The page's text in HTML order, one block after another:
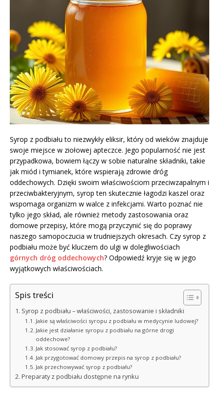
Syrop z podbiału to niezwykły eliksir, który od wieków znajduje
swoje miejsce w ziołowej apteczce. Jego popularność nie jest
przypadkowa, bowiem łączy w sobie naturalne składniki, takie
jak miód i tymianek, które wspierają zdrowie dróg
oddechowych. Dzięki swoim właściwościom przeciwzapalnym i
przeciwbakteryjnym, syrop ten skutecznie łagodzi kaszel oraz
wspomaga organizm w walce z infekcjami. Warto poznać nie
tylko jego skład, ale również metody zastosowania oraz
domowe przepisy, które mogą przyczynić się do poprawy
naszego samopoczucia w trudniejszych okresach. Czy syrop z
podbiału może być kluczem do ulgi w dolegliwościach
górnych dróg oddechowych? Odpowiedź kryje się w jego
wyjątkowych właściwościach.
Spis treści
Syrop z podbiału – właściwości, zastosowanie i składniki
Jakie są właściwości syropu z podbiału w medycynie ludowej?
Jakie jest działanie syropu z podbiału na górne drogi
oddechowe?
Jak stosować syrop z podbiału?
Jak przygotować domowy przepis na syrop z podbiału?
Jak przechowywać syrop z podbiału?
Preparaty z podbiału dostępne na rynku